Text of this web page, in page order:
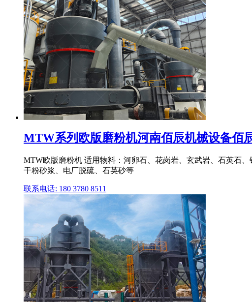
MTW系列欧版磨粉机河南佰辰机械设备佰
MTW欧版磨粉机 适用物料：河卵石、花岗岩、玄武岩、石英石
干粉砂浆、电厂脱硫、石英砂等
联系电话: 180 3780 8511